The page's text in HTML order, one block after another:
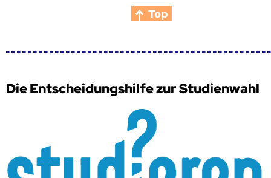
Top
Die Entscheidungshilfe zur Studienwahl